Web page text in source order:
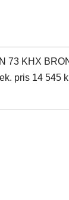
73 KHX
pris 14 545